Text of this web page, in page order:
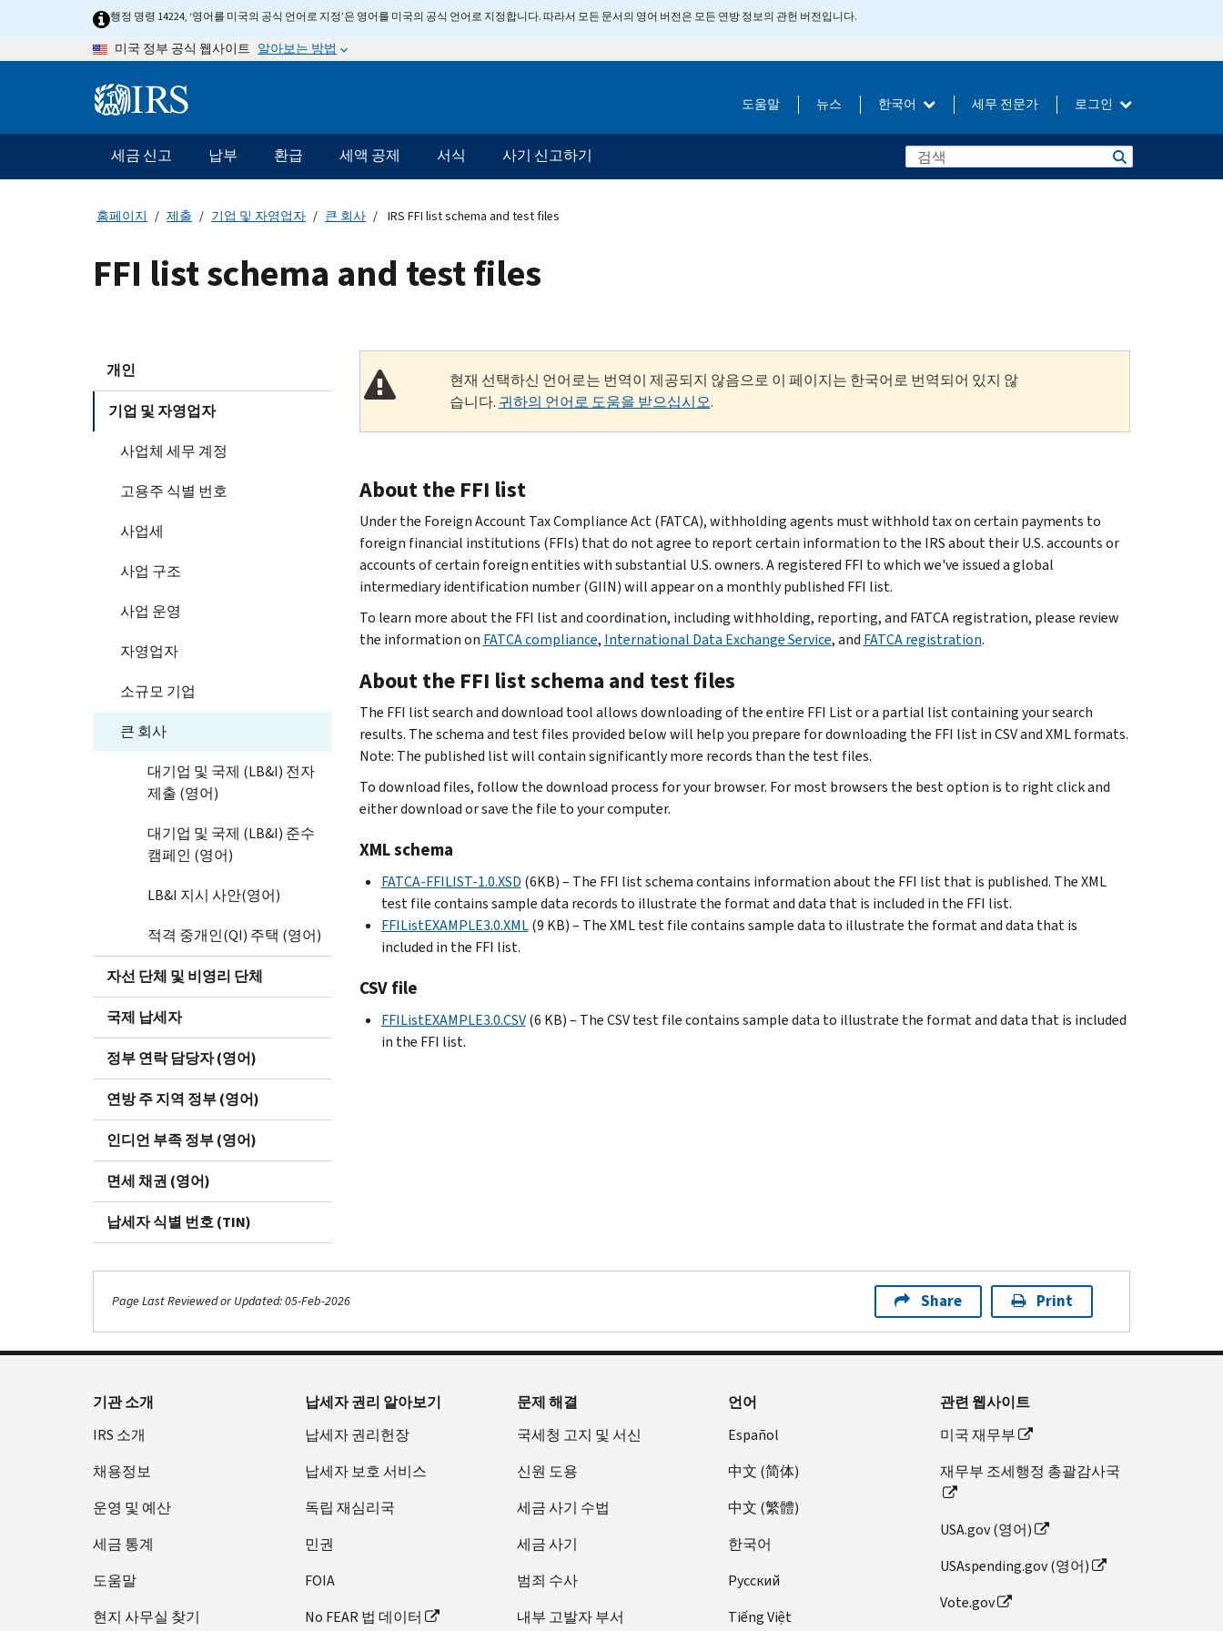
행정 명령 14224, ‘영어를 미국의 공식 언어로 지정’은 영어를 미국의 공식 언어로 지정합니다. 따라서 모든 문서의 영어 버전은 모든 연방 정보의 관헌 버전입니다.
미국 정부 공식 웹사이트 알아보는 방법
Information 도움말 뉴스 한국어 세무 전문가 로그인
메
인
네
게
이
세금 신고 납부 환급 세액 공제 서식 사기 신고하기
홈페이지 제출 기업 및 자영업자 큰 회사 IRS FFI list schema and test files
FFI list schema and test files
개인
기업 및 자영업자
사업체 세무 계정
고용주 식별 번호
사업세
사업 구조
사업 운영
자영업자
소규모 기업
큰 회사
대기업 및 국제 (LB&I) 전자
제출 (영어)
대기업 및 국제 (LB&I) 준수
캠페인 (영어)
LB&I 지시 사안(영어)
적격 중개인(QI) 주택 (영어)
자선 단체 및 비영리 단체
국제 납세자
정부 연락 담당자 (영어)
연방 주 지역 정부 (영어)
인디언 부족 정부 (영어)
면세 채권 (영어)
납세자 식별 번호 (TIN)
현재 선택하신 언어로는 번역이 제공되지 않음으로 이 페이지는 한국어로 번역되어 있지 않
습니다. 귀하의 언어로 도움을 받으십시오.
About the FFI list
Under the Foreign Account Tax Compliance Act (FATCA), withholding agents must withhold tax on certain payments to
foreign financial institutions (FFIs) that do not agree to report certain information to the IRS about their U.S. accounts or
accounts of certain foreign entities with substantial U.S. owners. A registered FFI to which we've issued a global
intermediary identification number (GIIN) will appear on a monthly published FFI list.
To learn more about the FFI list and coordination, including withholding, reporting, and FATCA registration, please review
the information on FATCA compliance, International Data Exchange Service, and FATCA registration.
About the FFI list schema and test files
The FFI list search and download tool allows downloading of the entire FFI List or a partial list containing your search
results. The schema and test files provided below will help you prepare for downloading the FFI list in CSV and XML formats.
Note: The published list will contain significantly more records than the test files.
To download files, follow the download process for your browser. For most browsers the best option is to right click and
either download or save the file to your computer.
XML schema
FATCA-FFILIST-1.0.XSD (6KB) – The FFI list schema contains information about the FFI list that is published. The XML
test file contains sample data records to illustrate the format and data that is included in the FFI list.
FFIListEXAMPLE3.0.XML(9 KB) – The XML test file contains sample data to illustrate the format and data that is
included in the FFI list.
CSV file
FFIListEXAMPLE3.0.CSV(6 KB) – The CSV test file contains sample data to illustrate the format and data that is included
in the FFI list.
Page Last Reviewed or Updated: 05-Feb-2026 Share Print
기관 소개
IRS 소개
채용정보
운영 및 예산
세금 통계
도움말
현지 사무실 찾기
납세자 권리 알아보기
납세자 권리헌장
납세자 보호 서비스
독립 재심리국
민권
FOIA
No FEAR 법 데이터
문제 해결
국세청 고지 및 서신
신원 도용
세금 사기 수법
세금 사기
범죄 수사
내부 고발자 부서
언어
Español
中文 (简体)
中文 (繁體)
한국어
Pусский
Tiếng Việt
관련 웹사이트
미국 재무부
재무부 조세행정 총괄감사국
USA.gov (영어)
USAspending.gov (영어)
Vote.gov